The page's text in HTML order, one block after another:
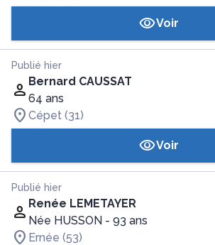
Voir
Publié hier
Bernard CAUSSAT
64 ans
Cépet (31)
Voir
Publié hier
Renée LEMETAYER
Née HUSSON - 93 ans
Ernée (53)